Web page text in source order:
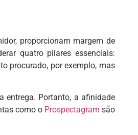
proporcionam margem de
quatro pilares essenciais:
procurado, por exemplo, mas
entrega. Portanto, a afinidade
como o Prospectagram são